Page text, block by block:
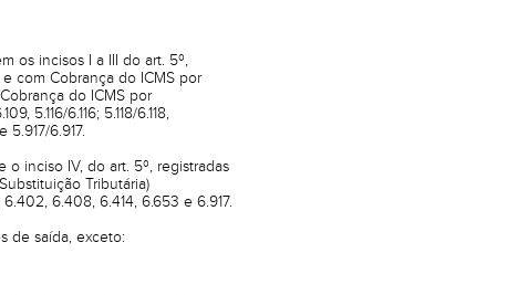
os incisos I a III do art. 5º,
com Cobrança do ICMS por
do ICMS por
5.116/6.116; 5.118/6.118,
5.917/6.917.
inciso IV, do art. 5º, registradas
Tributária)
6.402, 6.408, 6.414, 6.653 e 6.917.
de saída, exceto: